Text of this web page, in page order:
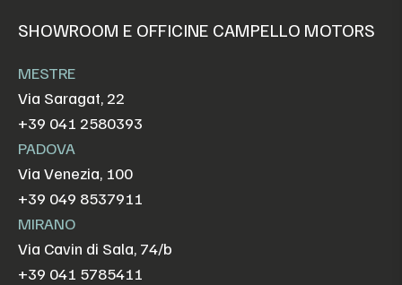
SHOWROOM E OFFICINE CAMPELLO MOTORS
MESTRE
Via Saragat, 22
+39 041 2580393
PADOVA
Via Venezia, 100
+39 049 8537911
MIRANO
Via Cavin di Sala, 74/b
+39 041 5785411